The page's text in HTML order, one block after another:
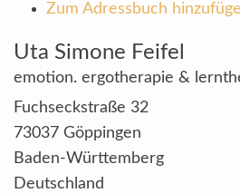
Zum Adressbuch
Uta Simone Feifel
emotion. ergotherapie &
Fuchseckstraße 32
73037 Göppingen
Baden-Württemberg
Deutschland